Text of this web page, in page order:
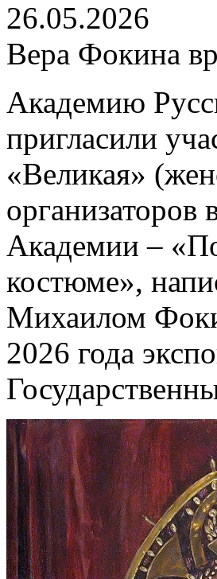
26.05.2026
Вера Фокина
Академию
пригласили
«Великая»
организаторов
Академии –
костюме»,
Михаилом
2026 года